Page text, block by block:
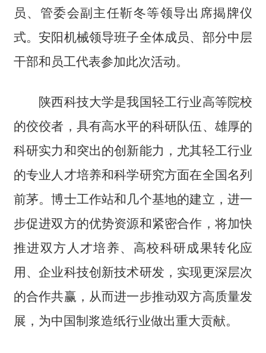
员、管委会副主任靳冬等领导出席揭牌仪
式。安阳机械领导班子全体成员、部分中层
干部和员工代表参加此次活动。
陕西科技大学是我国轻工行业高等院校
的佼佼者，具有高水平的科研队伍、雄厚的
科研实力和突出的创新能力，尤其轻工行业
的专业人才培养和科学研究方面在全国名列
前茅。博士工作站和几个基地的建立，进一
步促进双方的优势资源和紧密合作，将加快
推进双方人才培养、高校科研成果转化应
用、企业科技创新技术研发，实现更深层次
的合作共赢，从而进一步推动双方高质量发
展，为中国制浆造纸行业做出重大贡献。